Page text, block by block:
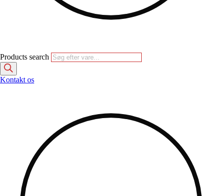
Products search
Kontakt os